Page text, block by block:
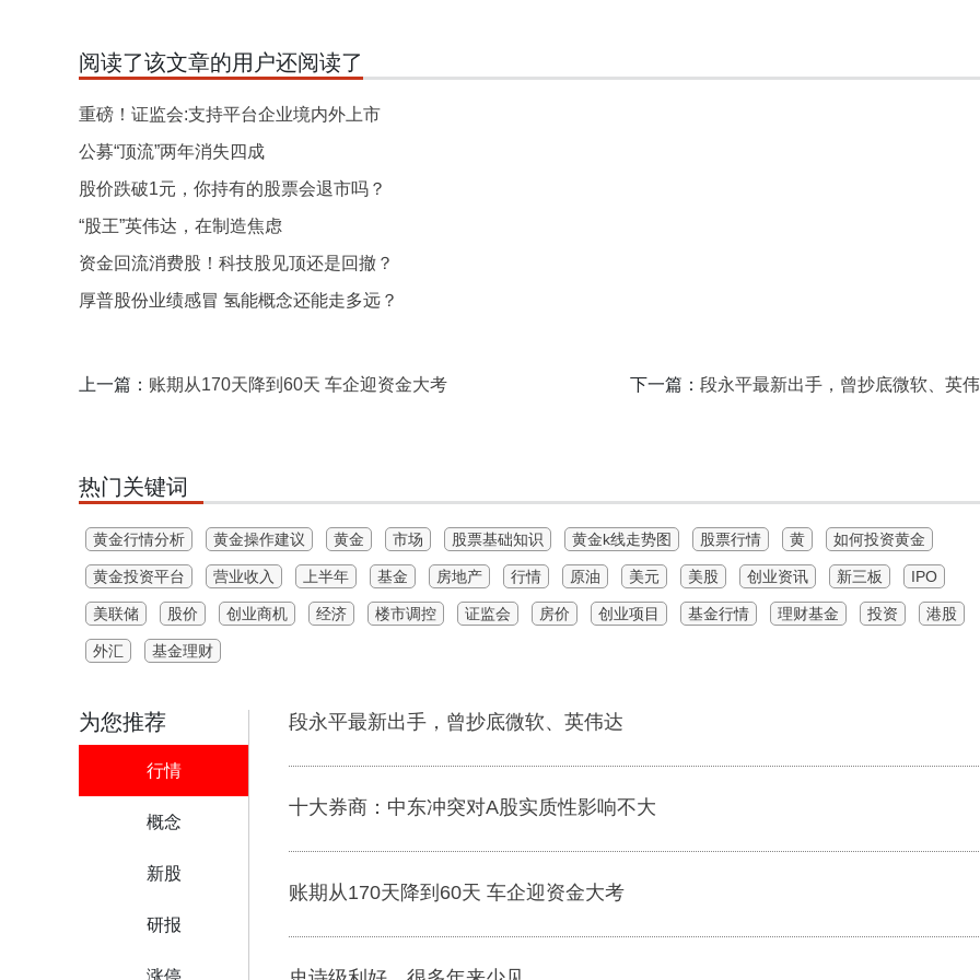
阅读了该文章的用户还阅读了
重磅！证监会:支持平台企业境内外上市
公募“顶流”两年消失四成
股价跌破1元，你持有的股票会退市吗？
“股王”英伟达，在制造焦虑
资金回流消费股！科技股见顶还是回撤？
厚普股份业绩感冒 氢能概念还能走多远？
上一篇： 账期从170天降到60天 车企迎资金大考 下一篇： 段永平最新出手，曾抄底微软、英
热门关键词
黄金行情分析 黄金操作建议 黄金 市场 股票基础知识 黄金k线走势图 股票行情 黄 如何投资黄金
黄金投资平台 营业收入 上半年 基金 房地产 行情 原油 美元 美股 创业资讯 新三板 IPO
美联储 股价 创业商机 经济 楼市调控 证监会 房价 创业项目 基金行情 理财基金 投资 港股
外汇 基金理财
为您推荐
行情
概念
新股
研报
涨停
段永平最新出手，曾抄底微软、英伟达
十大券商：中东冲突对A股实质性影响不大
账期从170天降到60天 车企迎资金大考